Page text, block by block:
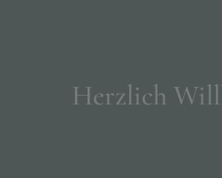
Herzlich